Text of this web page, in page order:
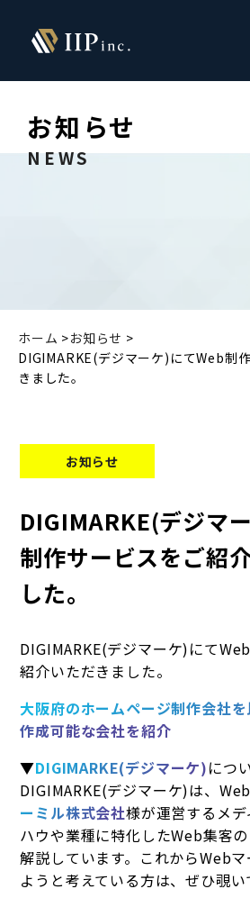
お知らせ
NEWS
ホーム
お知らせ
DIGIMARKE(デジマーケ)にてWeb制
きました。
お知らせ
DIGIMARKE(デジマ
制作サービスをご紹
した。
DIGIMARKE(デジマーケ)にて
紹介いただきました。
大阪府のホームページ制作会社
作成可能な会社を紹介
▼DIGIMARKE(デジマーケ)につ
DIGIMARKE(デジマーケ)は、
ーミル株式会社様が運営するメデ
ハウや業種に特化したWeb集客
解説しています。これからWeb
ようと考えている方は、ぜひ覗い